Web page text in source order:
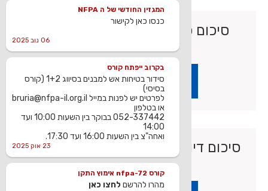
המגזין החודשי של ה NFPA
כנסו כאן לקישור
06 נוב 2025
בקרוב ייפתח קורס
סידור בטיחות אש למבנים בסיווג 1+2 (קורס
בסיסי)
לפרטים יש לפנות במייל bruria@nfpa-il.org.il
או בטלפון
052-337442 בבוקר בין השעות 10:00 ועד
14:00
ואחה"צ בין השעות 16:00 ועד 17:30.
23 אוק 2025
קורס nfpa-72 אימוץ התקן
מהרו להרשם לחצו כאן
להורדה וצפייה לחצו
סיכום דיון פורום בטיחות בתחבורה 18
מרץ 2019